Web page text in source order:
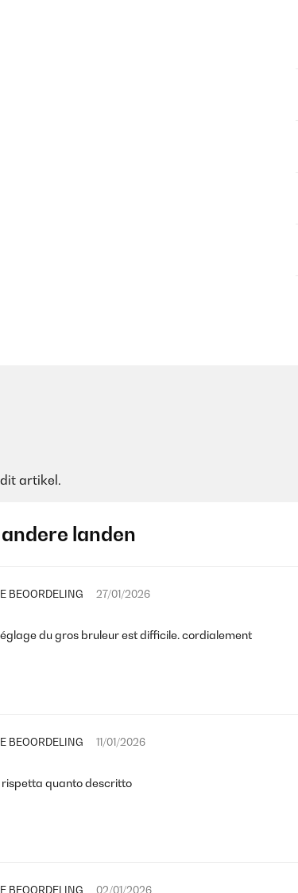
artikel.
landen
BEOORDELING 27/01/2026
du gros bruleur est difficile. cordialement
BEOORDELING 11/01/2026
quanto descritto
BEOORDELING 02/01/2026